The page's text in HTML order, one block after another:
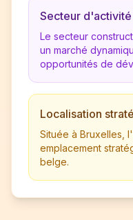
Secteur d'activité
Le secteur
un marché
opportunités de
Localisation
Située à Bruxelles,
emplacement
belge.